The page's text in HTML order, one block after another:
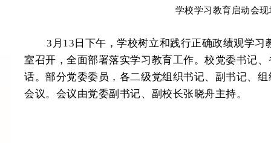
学校学习教育启动会现
3月13日下午，学校树立和践行正确政绩观学
室召开，全面部署落实学习教育工作。校党委书记
话。部分党委委员，各二级党组织书记、副书记、
会议。会议由党委副书记、副校长张晓舟主持。